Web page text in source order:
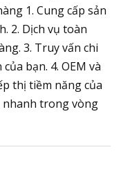
1. Cung cấp sản
2. Dịch vụ toàn
3. Truy vấn chi
bạn. 4. OEM và
thị tiềm năng của
nhanh trong vòng